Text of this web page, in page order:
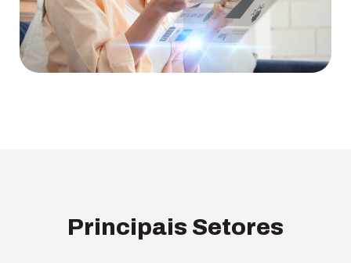
Principais Setores